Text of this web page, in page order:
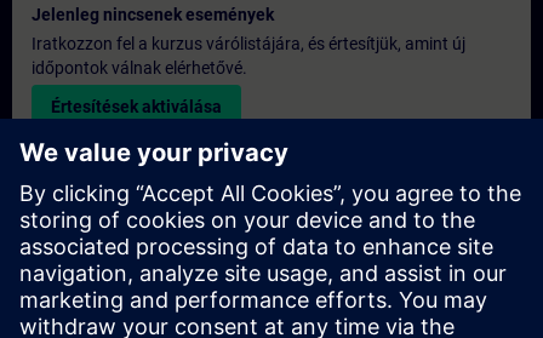
Jelenleg nincsenek események
Iratkozzon fel a kurzus várólistájára, és értesítjük, amint új
időpontok válnak elérhetővé.
Értesítések aktiválása
Egyedi árajánlat
Ha szüksége van a képzésre vonatkozó általános listaáras
árajánlatra – például a beszerzési osztály számára –, kérjük,
kattintson az alábbi linkre. Először meg kell adnia néhány
személyes adatot, majd ezt követően e-mailben elküldjük Önnek